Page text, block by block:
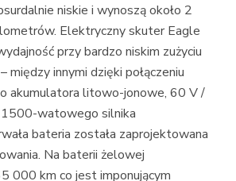
niskie i wynoszą około 2
Elektryczny skuter Eagle
przy bardzo niskim zużyciu
między innymi dzięki połączeniu
akumulatora litowo-jonowe, 60 V /
watowego silnika
bateria została zaprojektowana
Na baterii żelowej
000 km co jest imponującym